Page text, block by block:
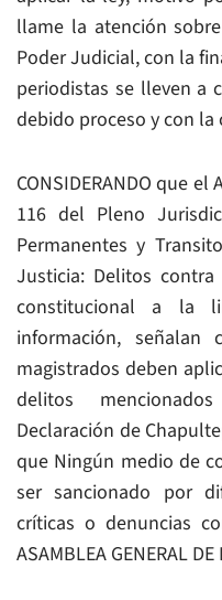
llame la atención
Poder Judicial, con la
periodistas se lleven a
debido proceso y con la
CONSIDERANDO que
116 del Pleno
Permanentes y
Justicia: Delitos
constitucional a la
información, señalan
magistrados deben
delitos
Declaración de
que Ningún medio de
ser sancionado por
críticas o denuncias
ASAMBLEA GENERAL DE